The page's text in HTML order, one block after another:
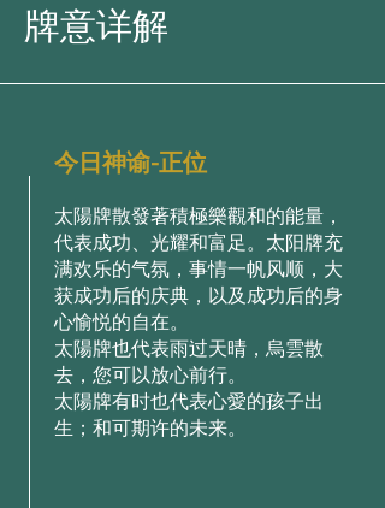
牌意详解
今日神谕-正位
太陽牌散發著積極樂觀和的能量，
代表成功、光耀和富足。太阳牌充
满欢乐的气氛，事情一帆风顺，大
获成功后的庆典，以及成功后的身
心愉悦的自在。
太陽牌也代表雨过天晴，烏雲散
去，您可以放心前行。
太陽牌有时也代表心愛的孩子出
生；和可期许的未来。